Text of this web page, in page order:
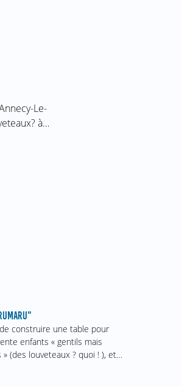
Le-
à…
construire une table pour
enfants « gentils mais
(des louveteaux ? quoi ! ), et…